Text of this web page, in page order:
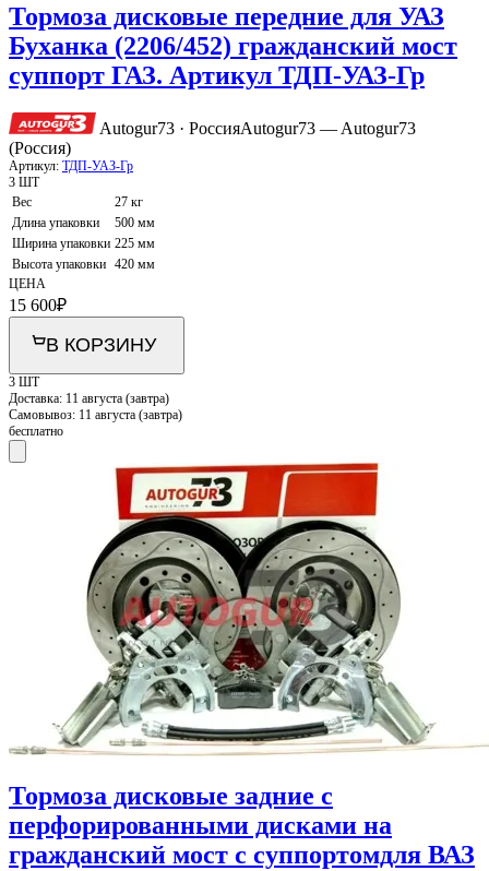
Тормоза дисковые передние для УАЗ
Буханка (2206/452) гражданский мост
суппорт ГАЗ. Артикул ТДП-УАЗ-Гр
Autogur73 · РоссияAutogur73 — Autogur73
(Россия)
Артикул: ТДП-УАЗ-Гр
3 ШТ
Вес
27 кг
Длина упаковки
500 мм
Ширина упаковки 225 мм
Высота упаковки 420 мм
ЦЕНА
15 600₽
В КОРЗИНУ
3 ШТ
Доставка: 11 августа (завтра)
Самовывоз: 11 августа (завтра)
бесплатно
Тормоза дисковые задние с
перфорированными дисками на
гражданский мост с суппортомдля ВАЗ